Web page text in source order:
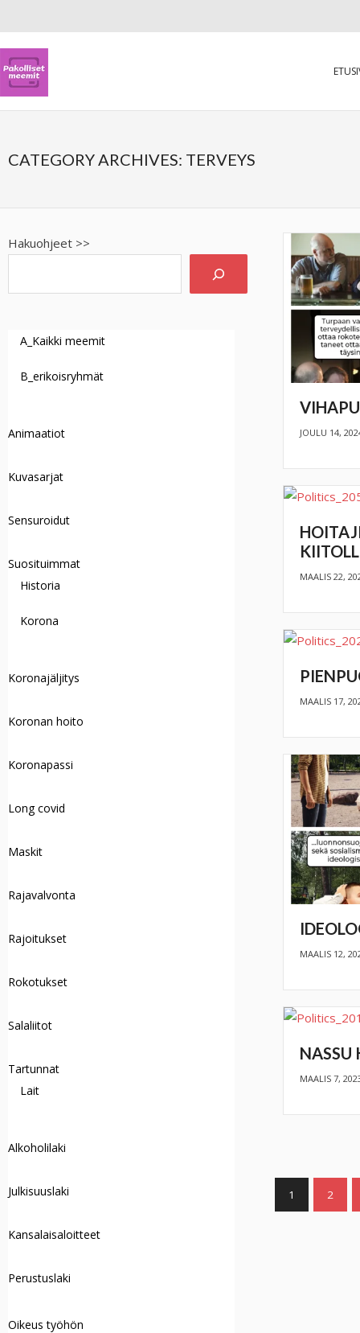
CATEGORY ARCHIVES: TERVEYS
JOULU 14,
MAALIS 22,
MAALIS 17,
MAALIS 12,
NASSU
MAALIS 7,
1 2
Hakuohjeet >>
A_Kaikki meemit
B_erikoisryhmät
Animaatiot
Kuvasarjat
Sensuroidut
Suosituimmat
Historia
Korona
Koronajäljitys
Koronan hoito
Koronapassi
Long covid
Maskit
Rajavalvonta
Rajoitukset
Rokotukset
Salaliitot
Tartunnat
Lait
Alkoholilaki
Julkisuuslaki
Kansalaisaloitteet
Perustuslaki
Oikeus työhön